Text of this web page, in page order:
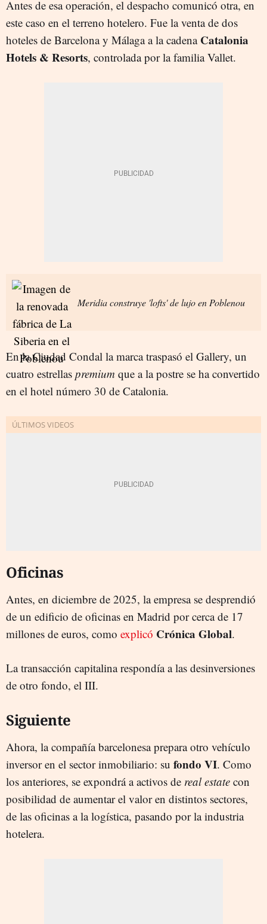
Antes de esa operación, el despacho comunicó otra, en
este caso en el terreno hotelero. Fue la venta de dos
hoteles de Barcelona y Málaga a la cadena Catalonia
Hotels & Resorts, controlada por la familia Vallet.
Meridia construye 'lofts' de lujo en Poblenou
En la Ciudad Condal la marca traspasó el Gallery, un
cuatro estrellas premium que a la postre se ha convertido
en el hotel número 30 de Catalonia.
Oficinas
Antes, en diciembre de 2025, la empresa se desprendió
de un edificio de oficinas en Madrid por cerca de 17
millones de euros, como explicó Crónica Global.
La transacción capitalina respondía a las desinversiones
de otro fondo, el III.
Siguiente
Ahora, la compañía barcelonesa prepara otro vehículo
inversor en el sector inmobiliario: su fondo VI. Como
los anteriores, se expondrá a activos de real estate con
posibilidad de aumentar el valor en distintos sectores,
de las oficinas a la logística, pasando por la industria
hotelera.